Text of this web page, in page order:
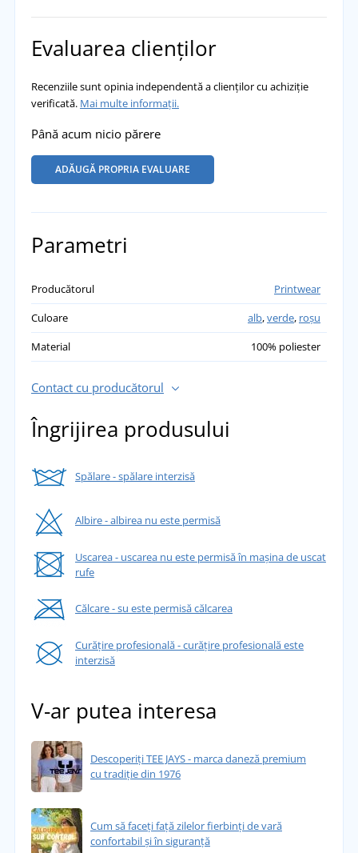
Evaluarea clienților
Recenziile sunt opinia independentă a clienților cu achiziție
verificată. Mai multe informații.
Până acum nicio părere
ADĂUGĂ PROPRIA EVALUARE
Parametri
Producătorul
Printwear
Culoare
alb,verde, roșu
Material
100% poliester
Contact cu producătorul
Îngrijirea produsului
Spălare - spălare interzisă
Albire - albirea nu este permisă
Uscarea - uscarea nu este permisă în mașina de uscat
rufe
Călcare - su este permisă călcarea
Curățire profesională - curățire profesională este
interzisă
V-ar putea interesa
Descoperiți TEE JAYS - marca daneză premium
cu tradiție din 1976
Cum să faceți față zilelor fierbinți de vară
confortabil și în siguranță